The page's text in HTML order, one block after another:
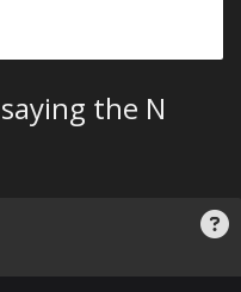
the N